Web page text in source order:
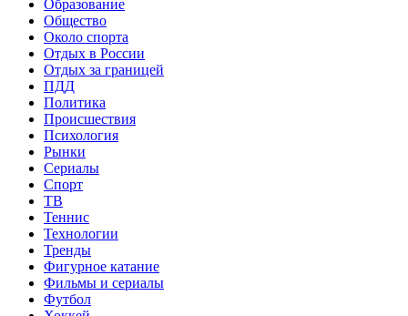
Образование
Общество
Около спорта
Отдых в России
Отдых за границей
ПДД
Политика
Происшествия
Психология
Рынки
Сериалы
Спорт
ТВ
Теннис
Технологии
Тренды
Фигурное катание
Фильмы и сериалы
Футбол